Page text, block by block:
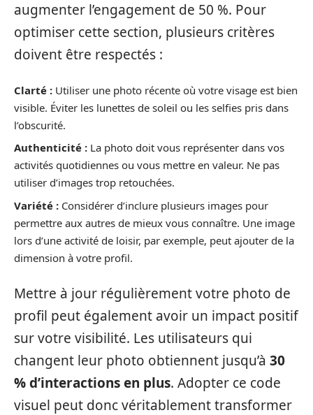
augmenter l’engagement de 50 %. Pour
optimiser cette section, plusieurs critères
doivent être respectés :
Clarté : Utiliser une photo récente où votre visage est bien
visible. Éviter les lunettes de soleil ou les selfies pris dans
l’obscurité.
Authenticité : La photo doit vous représenter dans vos
activités quotidiennes ou vous mettre en valeur. Ne pas
utiliser d’images trop retouchées.
Variété : Considérer d’inclure plusieurs images pour
permettre aux autres de mieux vous connaître. Une image
lors d’une activité de loisir, par exemple, peut ajouter de la
dimension à votre profil.
Mettre à jour régulièrement votre photo de
profil peut également avoir un impact positif
sur votre visibilité. Les utilisateurs qui
changent leur photo obtiennent jusqu’à 30
% d’interactions en plus. Adopter ce code
visuel peut donc véritablement transformer